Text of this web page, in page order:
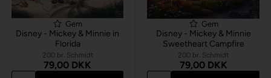
Gem
Disney - Mickey & Minnie in
Florida
200 br. Schmidt
79,00 DKK
Gem
Disney - Mickey & Minnie
Sweetheart Campfire
200 br. Schmidt
79,00 DKK